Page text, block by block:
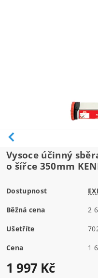
Vysoce účinný
o šířce 350mm
Dostupnost
Běžná cena 2
Ušetříte
Cena
1 997 Kč